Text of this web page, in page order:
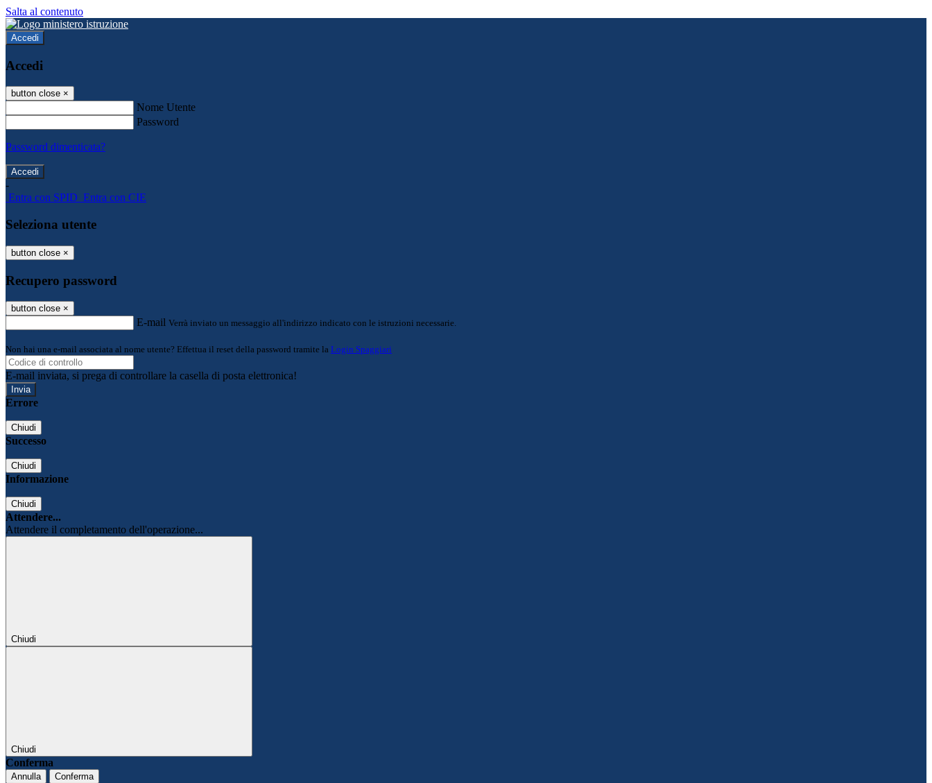
Salta al contenuto
Accedi
Accedi
button close ×
Nome Utente
Password
Password dimenticata?
-
Entra con SPID Entra con CIE
Seleziona utente
button close ×
Recupero password
button close ×
E-mail Verrà inviato un messaggio all'indirizzo indicato con le istruzioni necessarie.
Non hai una e-mail associata al nome utente? Effettua il reset della password tramite la Login Spaggiari
E-mail inviata, si prega di controllare la casella di posta elettronica!
Errore
Chiudi
Successo
Chiudi
Informazione
Chiudi
Attendere...
Attendere il completamento dell'operazione...
Chiudi
Chiudi
Conferma
Annulla Conferma